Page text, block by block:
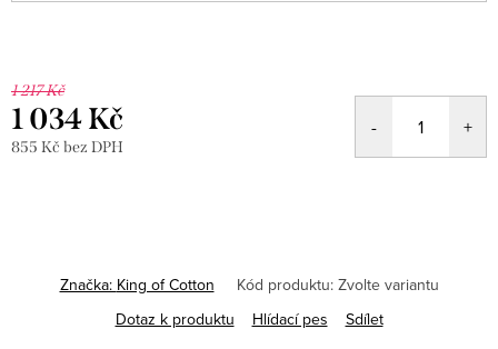
1 217 Kč
1 034 Kč
855 Kč bez DPH
Značka: King of Cotton Kód produktu: Zvolte variantu
Dotaz k produktu
Hlídací pes Sdílet